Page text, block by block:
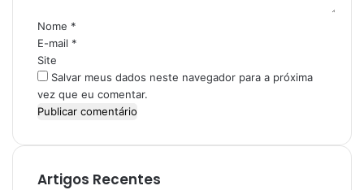
i
o
*
Nome *
E-mail *
Site
Salvar meus dados neste navegador para a próxima
vez que eu comentar.
Artigos Recentes